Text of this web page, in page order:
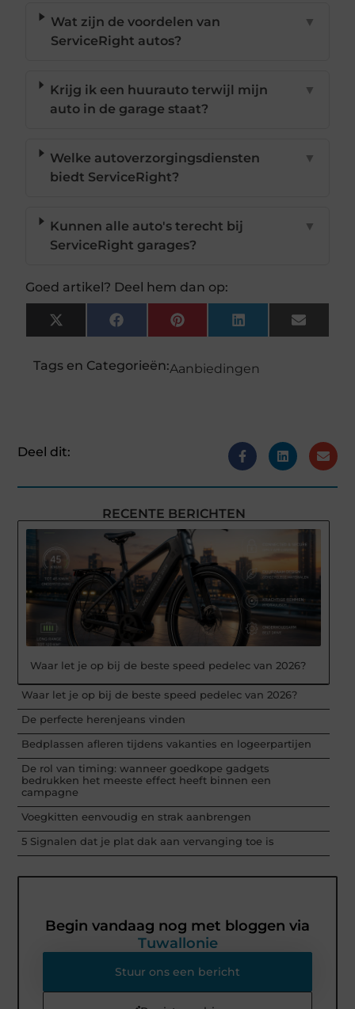
Wat zijn de voordelen van
ServiceRight autos?
▼
Krijg ik een huurauto terwijl mijn
auto in de garage staat?
▼
Welke autoverzorgingsdiensten
biedt ServiceRight?
▼
Kunnen alle auto's terecht bij
ServiceRight garages?
▼
Goed artikel? Deel hem dan op:
X
(Twitter)
FacebookPinterestLinkedInEmail
Tags en Categorieën:Aanbiedingen
Deel dit:
RECENTE BERICHTEN
Waar let je op bij de beste speed pedelec van 2026?
Waar let je op bij de beste speed pedelec van 2026?
De perfecte herenjeans vinden
Bedplassen afleren tijdens vakanties en logeerpartijen
De rol van timing: wanneer goedkope gadgets
bedrukken het meeste effect heeft binnen een
campagne
Voegkitten eenvoudig en strak aanbrengen
5 Signalen dat je plat dak aan vervanging toe is
Begin vandaag nog met bloggen via
Tuwallonie
Stuur ons een bericht